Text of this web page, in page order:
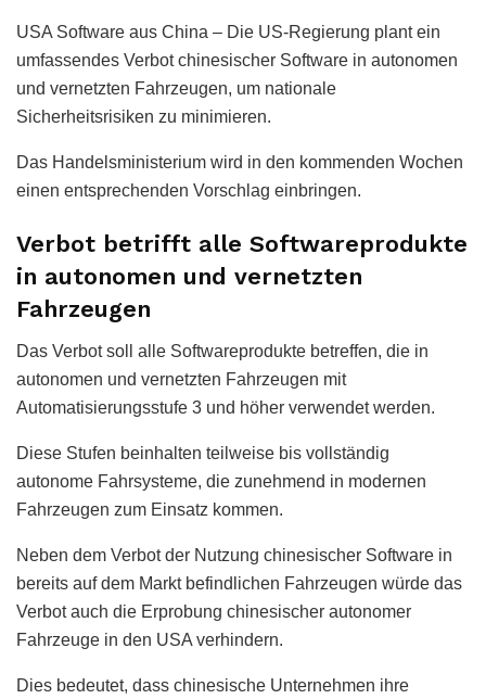
USA Software aus China – Die US-Regierung plant ein
umfassendes Verbot chinesischer Software in autonomen
und vernetzten Fahrzeugen, um nationale
Sicherheitsrisiken zu minimieren.
Das Handelsministerium wird in den kommenden Wochen
einen entsprechenden Vorschlag einbringen.
Verbot betrifft alle Softwareprodukte
in autonomen und vernetzten
Fahrzeugen
Das Verbot soll alle Softwareprodukte betreffen, die in
autonomen und vernetzten Fahrzeugen mit
Automatisierungsstufe 3 und höher verwendet werden.
Diese Stufen beinhalten teilweise bis vollständig
autonome Fahrsysteme, die zunehmend in modernen
Fahrzeugen zum Einsatz kommen.
Neben dem Verbot der Nutzung chinesischer Software in
bereits auf dem Markt befindlichen Fahrzeugen würde das
Verbot auch die Erprobung chinesischer autonomer
Fahrzeuge in den USA verhindern.
Dies bedeutet, dass chinesische Unternehmen ihre